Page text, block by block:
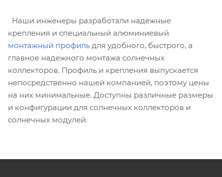
Наши инженеры разработали надежные
крепления и специальный алюминиевый
монтажный профиль для удобного, быстрого, а
главное надежного монтажа солнечных
коллекторов. Профиль и крепления выпускается
непосредственно нашей компанией, поэтому цены
на них минимальные. Доступны различные размеры
и конфигурации для солнечных коллекторов и
солнечных модулей.